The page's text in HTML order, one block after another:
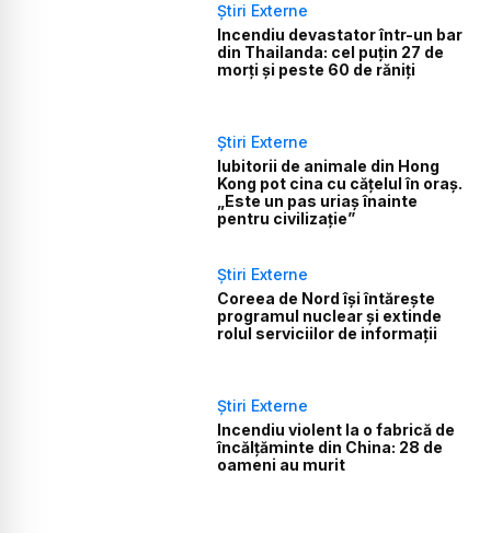
Știri Externe
Incendiu devastator într-un bar
din Thailanda: cel puțin 27 de
morți și peste 60 de răniți
Știri Externe
Iubitorii de animale din Hong
Kong pot cina cu cățelul în oraș.
„Este un pas uriaș înainte
pentru civilizație”
Știri Externe
Coreea de Nord își întărește
programul nuclear și extinde
rolul serviciilor de informații
Știri Externe
Incendiu violent la o fabrică de
încălţăminte din China: 28 de
oameni au murit